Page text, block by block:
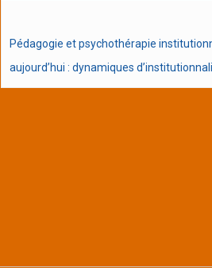
Pédagogie et psychothérapie
aujourd’hui : dynamiques